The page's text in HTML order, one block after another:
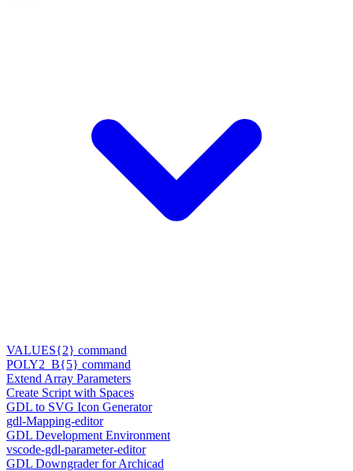
VALUES{2} command
POLY2_B{5} command
Extend Array Parameters
Create Script with Spaces
GDL to SVG Icon Generator
gdl-Mapping-editor
GDL Development Environment
vscode-gdl-parameter-editor
GDL Downgrader for Archicad